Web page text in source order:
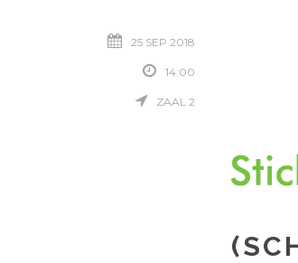
25 SEP 2018
14:00
ZAAL 2